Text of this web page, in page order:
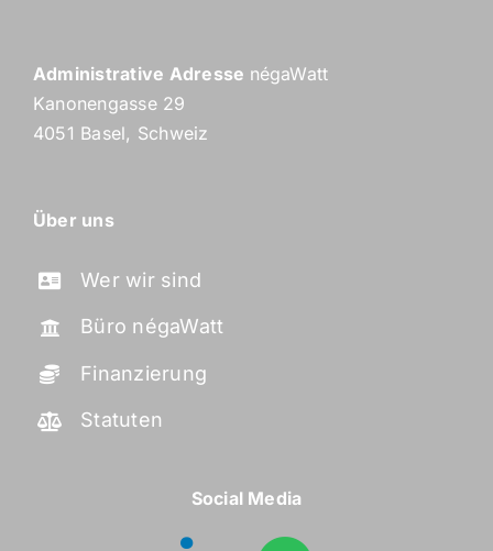
Administrative Adresse négaWatt
Kanonengasse 29
4051 Basel, Schweiz
Über uns
Wer wir sind
Büro négaWatt
Finanzierung
Statuten
Social Media